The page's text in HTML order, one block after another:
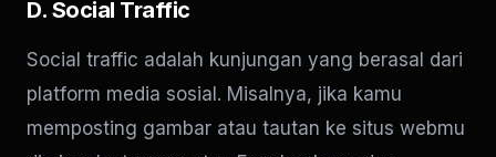
D. Social Traffic
Social traffic adalah kunjungan yang berasal dari
platform media sosial. Misalnya, jika kamu
memposting gambar atau tautan ke situs webmu